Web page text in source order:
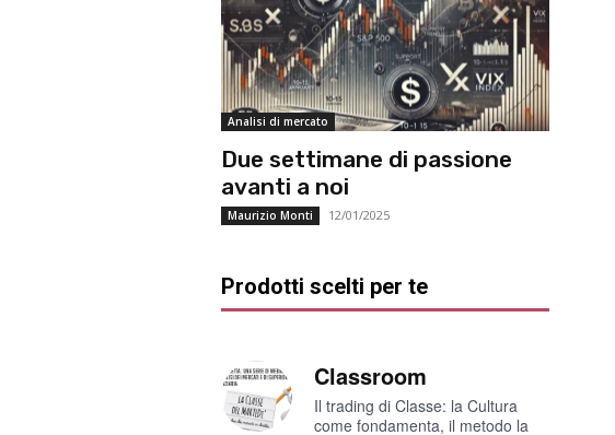
Analisi di mercato
Due settimane di passione
avanti a noi
Maurizio Monti 12/01/2025
Prodotti scelti per te
Classroom
Il trading di Classe: la Cultura
come fondamenta, il metodo la